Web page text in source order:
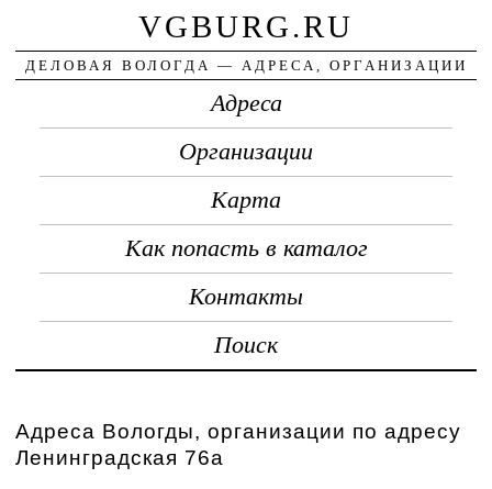
VGBURG.RU
ДЕЛОВАЯ ВОЛОГДА — АДРЕСА, ОРГАНИЗАЦИИ
Адреса
Организации
Карта
Как попасть в каталог
Контакты
Поиск
Адреса Вологды, организации по адресу
Ленинградская 76а